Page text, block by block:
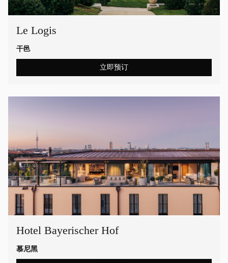
Le Logis
干邑
立即预订
Hotel Bayerischer Hof
慕尼黑